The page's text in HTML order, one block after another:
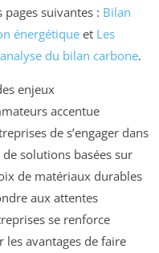
suivantes : Bilan
énergétique et Les
du bilan carbone.
enjeux
accentue
de s’engager dans
solutions basées sur
de matériaux durables
aux attentes
se renforce
avantages de faire